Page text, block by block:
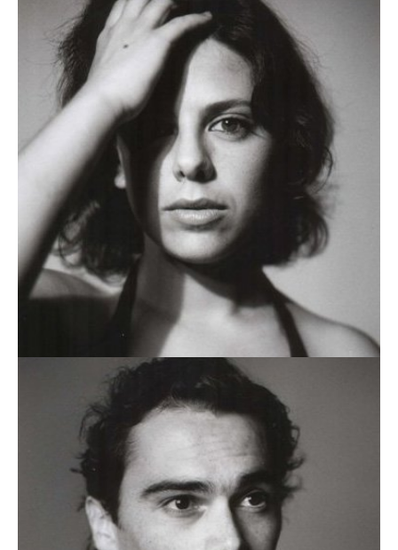
AFONSO LAGARTO
ANA RITA MIRANDA